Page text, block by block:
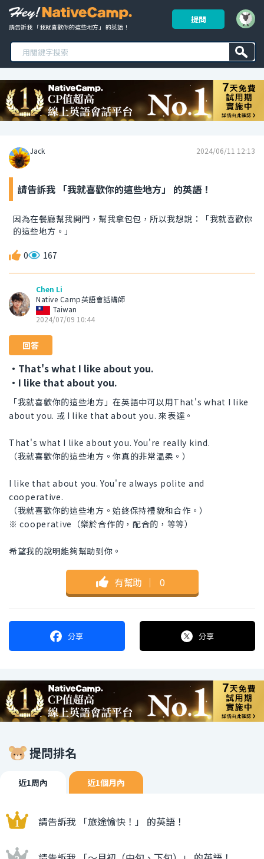
請告訴我 「我就喜歡你的這些地方」 的英語！
提問
Jack 2024/06/11 12:13
請告訴我 「我就喜歡你的這些地方」 的英語！
因為在餐廳幫我開門，幫我拿包包，所以我想說：「我就喜歡你
的這些地方。」
0 167
Chen Li
Native Camp英語會話講師
Taiwan
2024/07/09 10:44
回答
・That's what I like about you.
・I like that about you.
「我就喜歡你的這些地方」在英語中可以用That's what I like
about you. 或 I like that about you. 來表達。
That's what I like about you. You're really kind.
（我就喜歡你的這些地方。你真的非常温柔。）
I like that about you. You're always polite and
cooperative.
（我就喜歡你的這些地方。始終保持禮貌和合作。）
※ cooperative（樂於合作的，配合的，等等）
希望我的說明能夠幫助到你。
有幫助 ｜ 0
分享 分享
提問排名
近1周內 近1個月內
請告訴我 「旅途愉快！」 的英語！